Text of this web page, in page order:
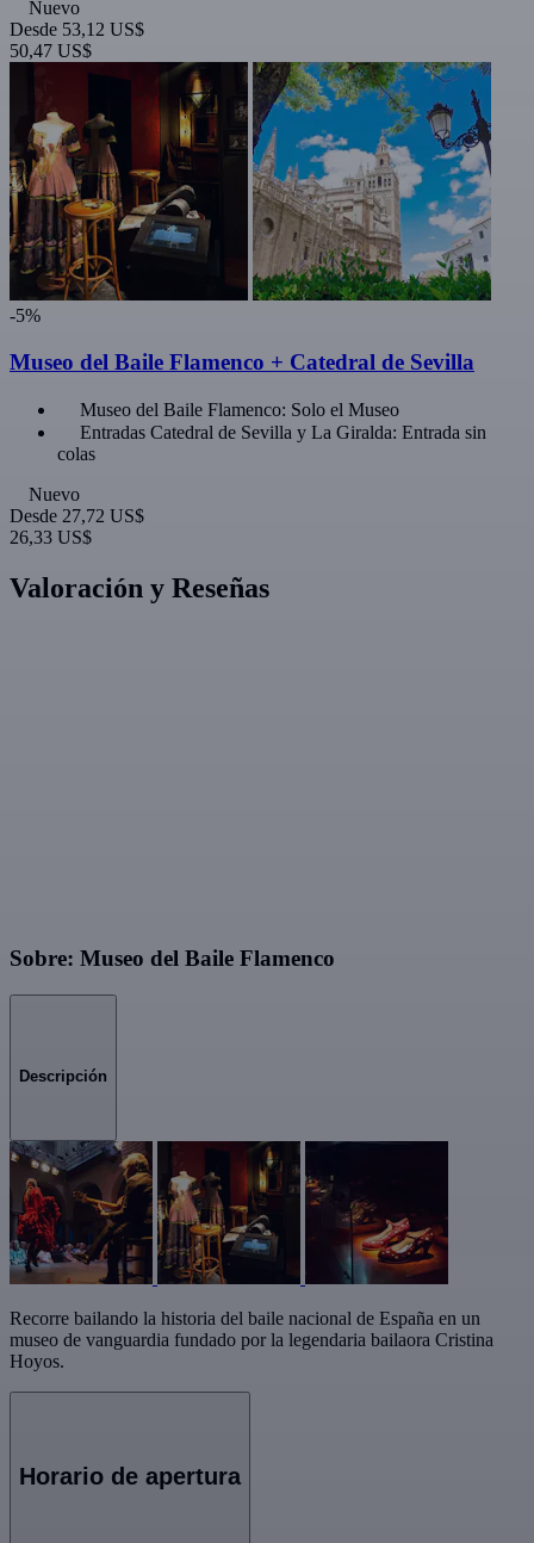
Nuevo
Desde 53,12 US$
50,47 US$
-5%
Museo del Baile Flamenco + Catedral de Sevilla
Museo del Baile Flamenco: Solo el Museo
Entradas Catedral de Sevilla y La Giralda: Entrada sin
colas
Nuevo
Desde 27,72 US$
26,33 US$
Valoración y Reseñas
Sobre: Museo del Baile Flamenco
Descripción
Recorre bailando la historia del baile nacional de España en un
museo de vanguardia fundado por la legendaria bailaora Cristina
Hoyos.
Horario de apertura